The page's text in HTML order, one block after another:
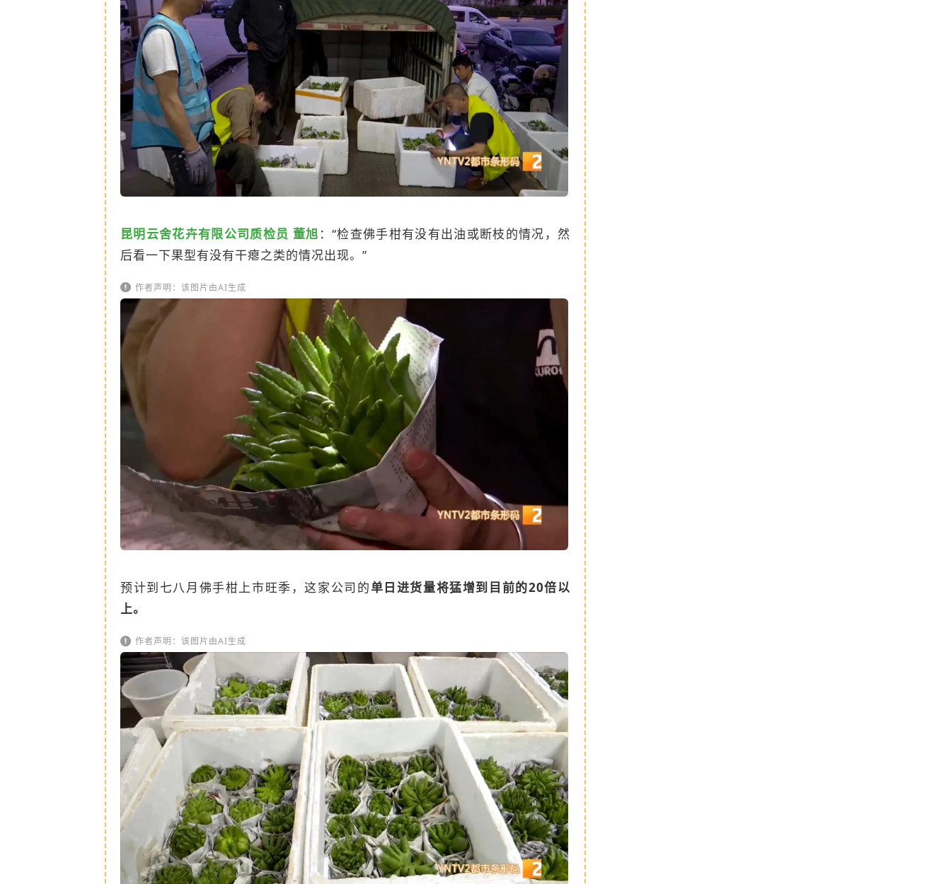
昆明云舍花卉有限公司质检员 董旭 ：“检查佛手柑有没有出油或断枝的情况，然
后看一下果型有没有干瘪之类的情况出现。”
作者声明：该图片由AI生成
预计到七八月佛手柑上市旺季，这家公司的单日进货量将猛增到目前的20倍以
上。
作者声明：该图片由AI生成